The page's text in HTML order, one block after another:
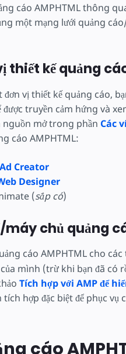
cáo AMPHTML thông
một mạng lưới quảng
thiết kế quảng
đơn vị thiết kế quảng cáo,
được truyền cảm hứng và
nguồn mở trong phần Các
cáo AMPHTML:
Creator
Designer
(sắp có)
máy chủ quảng
cáo AMPHTML cho
mình (trừ khi bạn đã có
Tích hợp với AMP để
tích hợp đặc biệt để phục
cáo